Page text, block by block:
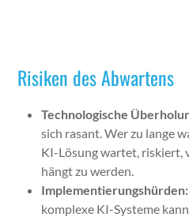
Risiken des Abwartens
Tech­nol­o­gis­che
sich ras­ant. Wer zu lange
KI-Lösung wartet, riskiert,
hängt zu wer­den.
Imple­men­tierung­shür­den:
kom­plexe KI-Sys­teme